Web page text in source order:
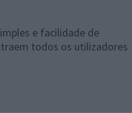
e facilidade de
todos os utilizadores